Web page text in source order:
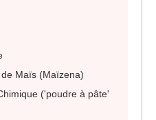
Maïs (Maïzena)
('poudre à pâte'